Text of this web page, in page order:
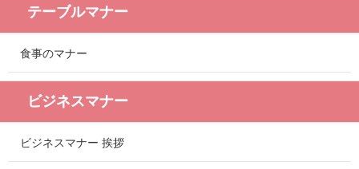
テーブルマナー
食事のマナー
ビジネスマナー
ビジネスマナー 挨拶